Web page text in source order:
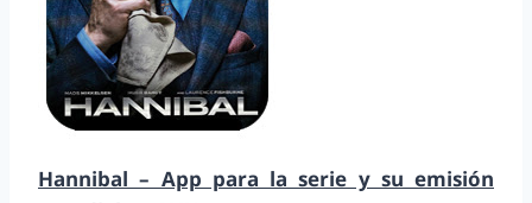
Hannibal – App para la serie y su emisión